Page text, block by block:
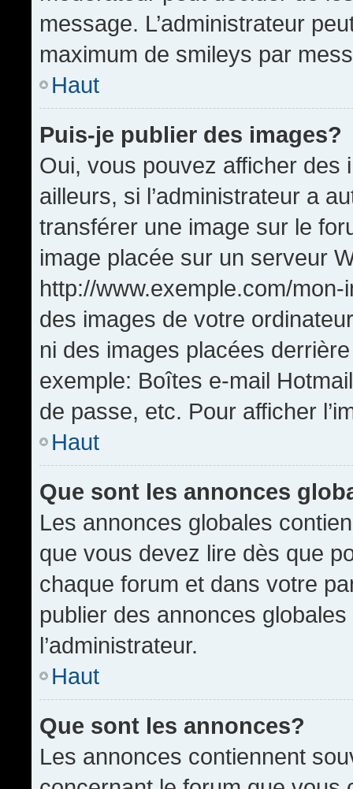
message. L’administrateur
maximum de smileys par
Haut
Puis-je publier des images?
Oui, vous pouvez afficher
ailleurs, si l’administrateur a
transférer une image sur le
image placée sur un serveur
http://www.exemple.com/
des images de votre
ni des images placées
exemple: Boîtes e-mail
de passe, etc. Pour afficher
Haut
Que sont les annonces
Les annonces globales
que vous devez lire dès que
chaque forum et dans votre
publier des annonces
l’administrateur.
Haut
Que sont les annonces?
Les annonces contiennent